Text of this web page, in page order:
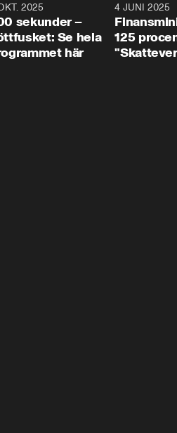
4:29
2025
sekunder –
Se hela
här
4 JUNI 2025
125